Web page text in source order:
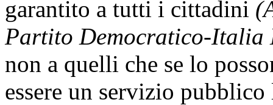
garantito a tutti i cittadini
Partito Democratico-Italia
non a quelli che se lo
essere un servizio